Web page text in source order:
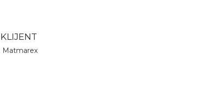
KLIJENT
Matmarex